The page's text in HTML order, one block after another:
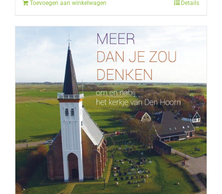
Toevoegen aan winkelwagen Details